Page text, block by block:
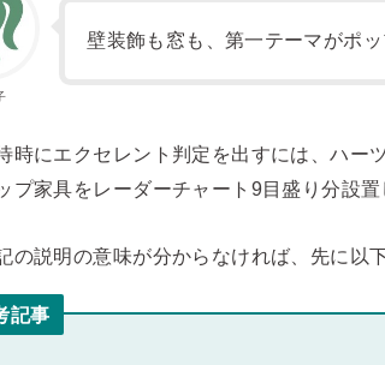
壁装飾も窓も、第一テーマがポッ
時にエクセレント判定を出すには、ハー
プ家具をレーダーチャート9目盛り分設置
の説明の意味が分からなければ、先に以
記事